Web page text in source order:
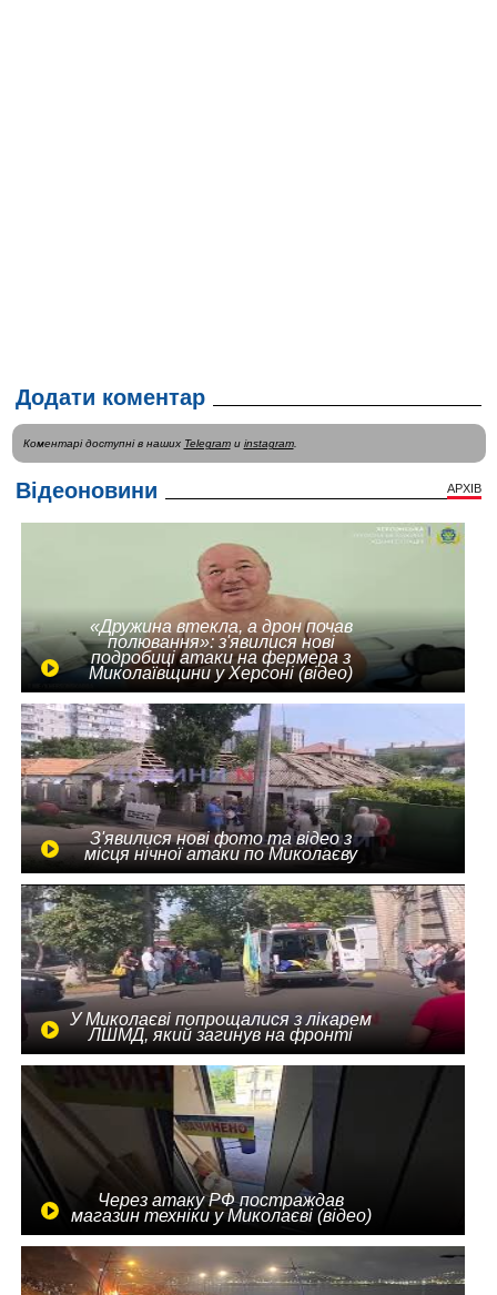
Додати коментар
Коментарі доступні в наших Telegramи instagram.
Відеоновини АРХІВ
«Дружина втекла, а дрон почав
полювання»: з'явилися нові
подробиці атаки на фермера з
Миколаївщини у Херсоні (відео)
З'явилися нові фото та відео з
місця нічної атаки по Миколаєву
У Миколаєві попрощалися з лікарем
ЛШМД, який загинув на фронті
Через атаку РФ постраждав
магазин техніки у Миколаєві (відео)